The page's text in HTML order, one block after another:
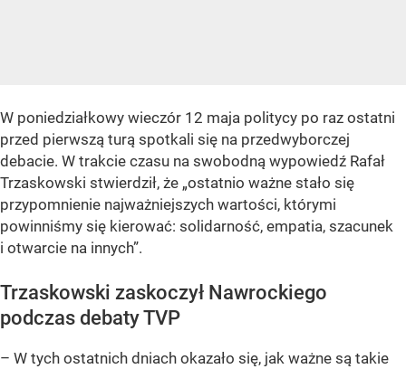
W poniedziałkowy wieczór 12 maja politycy po raz ostatni
przed pierwszą turą spotkali się na przedwyborczej
debacie. W trakcie czasu na swobodną wypowiedź Rafał
Trzaskowski stwierdził, że „ostatnio ważne stało się
przypomnienie najważniejszych wartości, którymi
powinniśmy się kierować: solidarność, empatia, szacunek
i otwarcie na innych”.
Trzaskowski zaskoczył Nawrockiego
podczas debaty TVP
– W tych ostatnich dniach okazało się, jak ważne są takie